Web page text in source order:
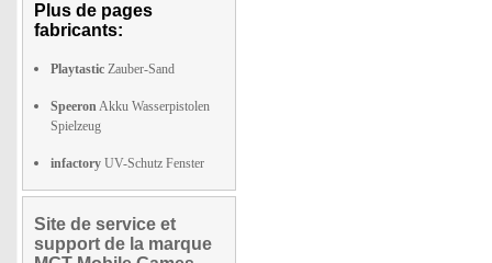
Plus de pages
fabricants:
Playtastic Zauber-Sand
SpeeronAkku Wasserpistolen
Spielzeug
infactory UV-Schutz Fenster
Site de service et
support de la marque